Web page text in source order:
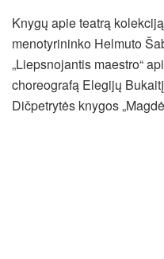
Knygų apie teatrą
menotyrininko Helmuto
„Liepsnojantis maestro“
choreografą Elegijų
Dičpetrytės knygos